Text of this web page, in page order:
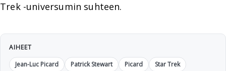
Trek -universumin suhteen.
AIHEET
Jean-Luc Picard
Patrick Stewart Picard
Star Trek